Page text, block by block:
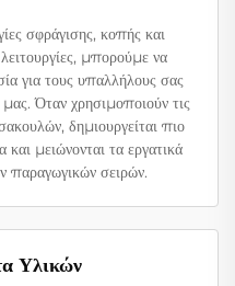
σφράγισης, κοπής και
μπορούμε να
για τους υπαλλήλους σας
Όταν χρησιμοποιούν τις
δημιουργείται πιο
μειώνονται τα εργατικά
παραγωγικών σειρών.
Υλικών